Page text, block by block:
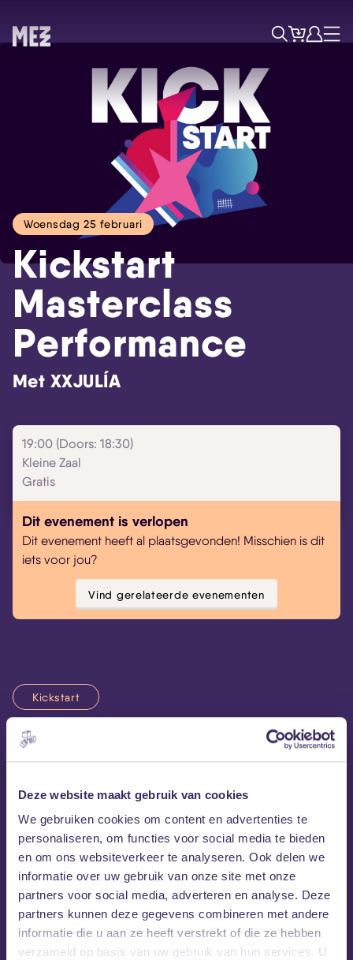
Deze website maakt gebruik van cookies
We gebruiken cookies om content en advertenties te
personaliseren, om functies voor social media te bieden
en om ons websiteverkeer te analyseren. Ook delen we
informatie over uw gebruik van onze site met onze
partners voor social media, adverteren en analyse. Deze
partners kunnen deze gegevens combineren met andere
informatie die u aan ze heeft verstrekt of die ze hebben
verzameld op basis van uw gebruik van hun services. U
Skip navigatie
ZoekTicketsAccount
Menu
Woensdag 25 februari
Kickstart
Masterclass
Performance
Met XXJULÍA
19:00 (Doors: 18:30)
Kleine Zaal
Gratis
Dit evenement is verlopen
Dit evenement heeft al plaatsgevonden! Misschien is dit
iets voor jou?
Vind gerelateerde evenementen
Kickstart
Wil je beginnen met optreden, maar weet je nog niet
podium? Kom dan langs bij de Kickstart Masterclass
Performance. Tijdens deze masterclass helpt
XXJULÍA je om je performance naar een hoger
niveau te tillen.
XXJULÍA